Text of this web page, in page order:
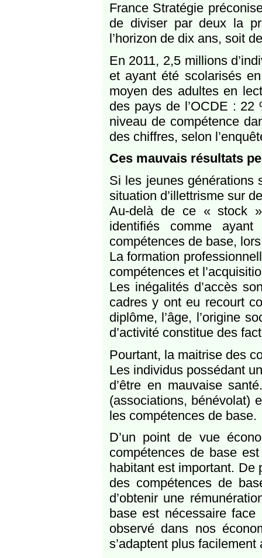
France Stratégie
de diviser par deux la
l’horizon de dix ans, soit
En 2011, 2,5 millions
et ayant été scolarisés
moyen des adultes en
des pays de l’OCDE :
niveau de compétence
des chiffres, selon
Ces mauvais résultats
Si les jeunes générations
situation d’illettrisme sur
Au-delà de ce « stock
identifiés comme
compétences de base,
La formation
compétences et
Les inégalités d’accès
cadres y ont eu recourt
diplôme, l’âge, l’origine
d’activité constitue des
Pourtant, la maitrise des
Les individus possédant
d’être en mauvaise
(associations, bénévolat)
les compétences de base.
D’un point de vue
compétences de base
habitant est important.
des compétences de
d’obtenir une
base est nécessaire
observé dans nos
s’adaptent plus